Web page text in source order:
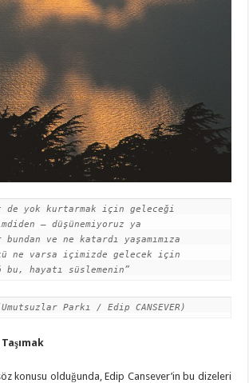
hayatı süslemenin”
Parkı / Edip CANSEVER)
konusu olduğunda, Edip Cansever’in bu dizeleri